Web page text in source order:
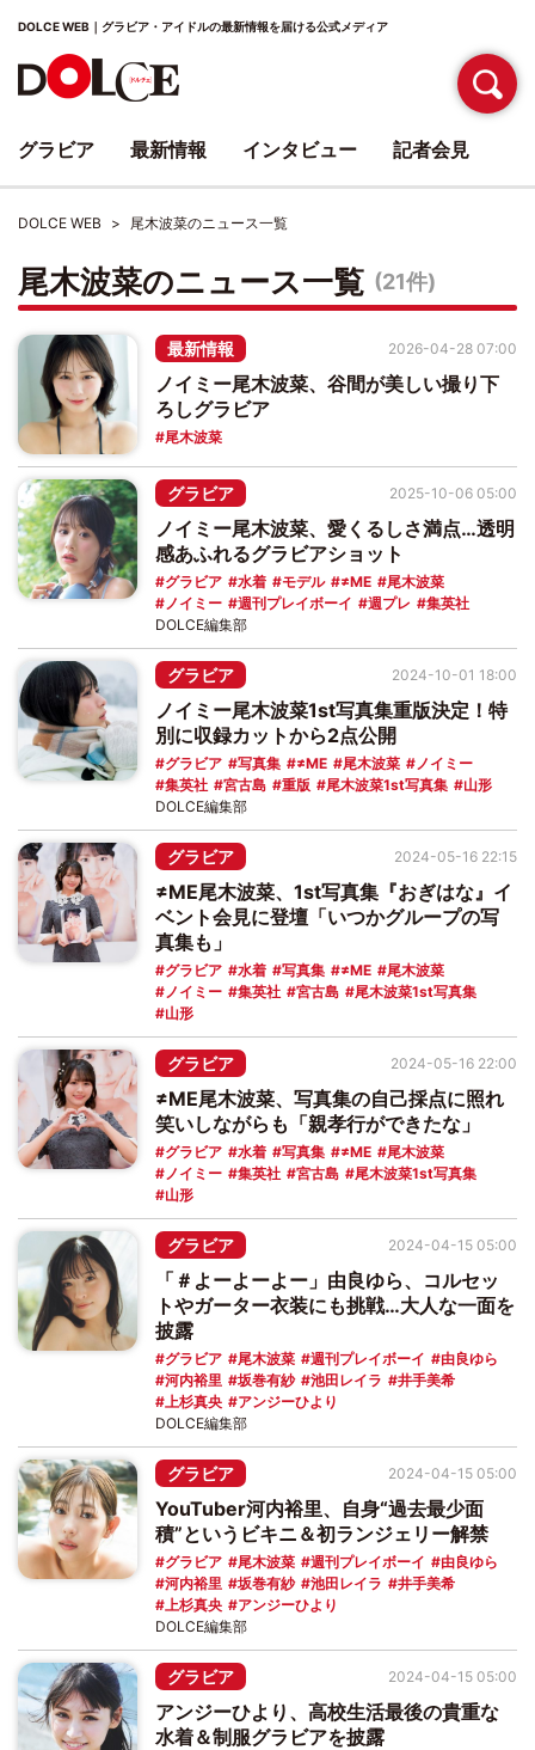
DOLCE WEB｜グラビア・アイドルの最新情報を届ける公式メディア
DOLCE WEB 尾木波菜のニュース一覧
尾木波菜のニュース一覧 (21件)
最新情報
ノイミー尾木波菜、谷間が美しい撮り下
ろしグラビア
尾木波菜
2026-04-28 07:00
グラビア
ノイミー尾木波菜、愛くるしさ満点…透明
感あふれるグラビアショット
グラビア 水着 モデル ≠ME
尾木波菜
ノイミー
週刊プレイボーイ 週プレ 集英社
2025-10-06 05:00
DOLCE編集部
グラビア
ノイミー尾木波菜1st写真集重版決定！特
別に収録カットから2点公開
グラビア 写真集 ≠ME 尾木波菜
ノイミー
集英社
宮古島 重版 尾木波菜1st写真集 山形
2024-10-01 18:00
DOLCE編集部
グラビア
≠ME尾木波菜、1st写真集『おぎはな』イ
ベント会見に登壇「いつかグループの写
真集も」
グラビア 水着 写真集 ≠ME
尾木波菜
ノイミー
集英社 宮古島
尾木波菜1st写真集
山形
2024-05-16 22:15
グラビア
≠ME尾木波菜、写真集の自己採点に照れ
笑いしながらも「親孝行ができたな」
グラビア 水着 写真集 ≠ME
尾木波菜
ノイミー
集英社 宮古島
尾木波菜1st写真集
山形
2024-05-16 22:00
グラビア
「＃よーよーよー」由良ゆら、コルセッ
トやガーター衣装にも挑戦…大人な一面を
披露
グラビア 尾木波菜 週刊プレイボーイ
由良ゆら
河内裕里
坂巻有紗 池田レイラ
井手美希
上杉真央
アンジーひより
2024-04-15 05:00
DOLCE編集部
グラビア
YouTuber河内裕里、自身“過去最少面
積”というビキニ＆初ランジェリー解禁
グラビア 尾木波菜 週刊プレイボーイ
由良ゆら
河内裕里
坂巻有紗 池田レイラ
井手美希
上杉真央
アンジーひより
2024-04-15 05:00
DOLCE編集部
グラビア
アンジーひより、高校生活最後の貴重な
水着＆制服グラビアを披露
2024-04-15 05:00
グラビア 最新情報 インタビュー 記者会見